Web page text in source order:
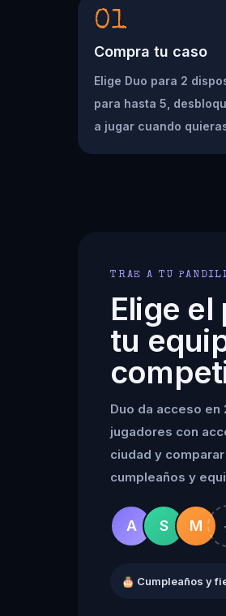
01
Compra tu caso
Elige Duo para 2
para hasta 5,
a jugar cuando
TRAE A TU
Elige el
tu
Duo da acceso
jugadores con
ciudad y
cumpleaños y
A S M
🎂 Cumpleaños y